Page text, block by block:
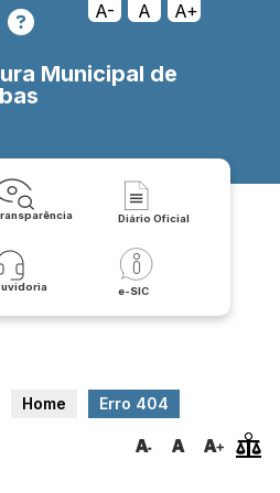
A- A A+
Municipal de
Diário Oficial
e-SIC
Home Erro 404